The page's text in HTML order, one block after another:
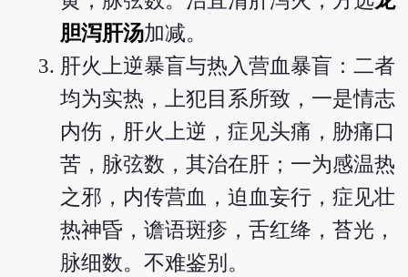
胆泻肝汤加减。
肝火上逆暴盲与热入营血暴盲：二者
均为实热，上犯目系所致，一是情志
内伤，肝火上逆，症见头痛，胁痛口
苦，脉弦数，其治在肝；一为感温热
之邪，内传营血，迫血妄行，症见壮
热神昏，谵语斑疹，舌红绛，苔光，
脉细数。不难鉴别。